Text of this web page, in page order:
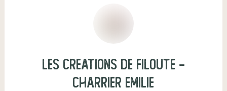
Les Creations de Filoute -
Charrier Emilie